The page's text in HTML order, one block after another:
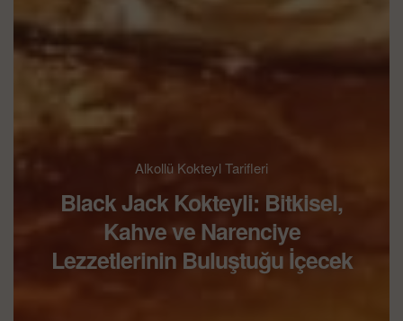
Alkollü Kokteyl Tarifleri
Black Jack Kokteyli: Bitkisel,
Kahve ve Narenciye
Lezzetlerinin Buluştuğu İçecek